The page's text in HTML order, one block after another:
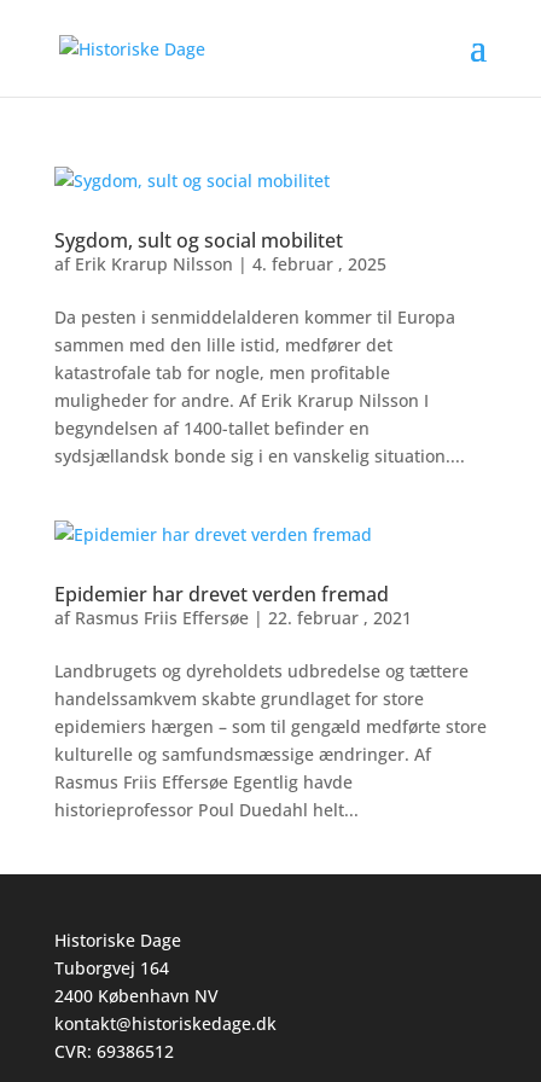
Sygdom, sult og social mobilitet
af Erik Krarup Nilsson | 4. februar , 2025
Da pesten i senmiddelalderen kommer til Europa
sammen med den lille istid, medfører det
katastrofale tab for nogle, men profitable
muligheder for andre. Af Erik Krarup Nilsson I
begyndelsen af 1400-tallet befinder en
sydsjællandsk bonde sig i en vanskelig situation....
Epidemier har drevet verden fremad
af Rasmus Friis Effersøe| 22. februar , 2021
Landbrugets og dyreholdets udbredelse og tættere
handelssamkvem skabte grundlaget for store
epidemiers hærgen – som til gengæld medførte store
kulturelle og samfundsmæssige ændringer. Af
Rasmus Friis Effersøe Egentlig havde
historieprofessor Poul Duedahl helt...
Historiske Dage
Tuborgvej 164
2400 København NV
kontakt@historiskedage.dk
CVR: 69386512